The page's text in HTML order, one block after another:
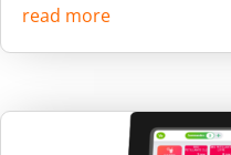
read more